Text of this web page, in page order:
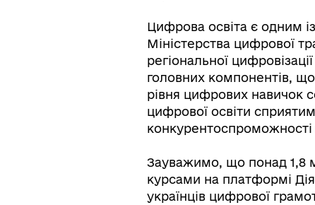
Цифрова освіта є одним
Міністерства цифрової
регіональної
головних компонентів,
рівня цифрових навичок
цифрової освіти
конкурентоспроможності
Зауважимо, що понад 1,8
курсами на платформі
українців цифрової